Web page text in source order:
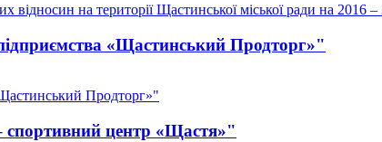
на території Щастинської міської ради на 2016
«Щастинський Продторг»"
Продторг»"
центр «Щастя»"